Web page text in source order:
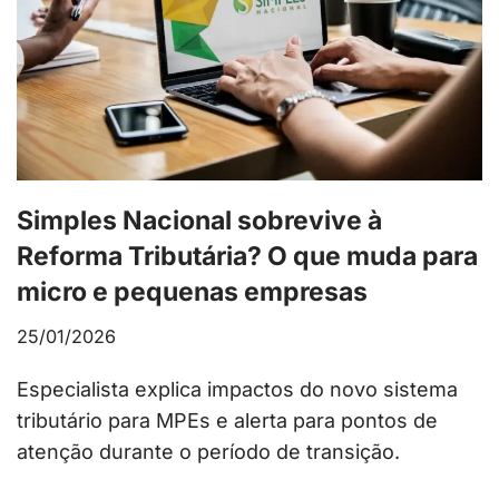
Simples Nacional sobrevive à
Reforma Tributária? O que muda para
micro e pequenas empresas
25/01/2026
Especialista explica impactos do novo sistema
tributário para MPEs e alerta para pontos de
atenção durante o período de transição.